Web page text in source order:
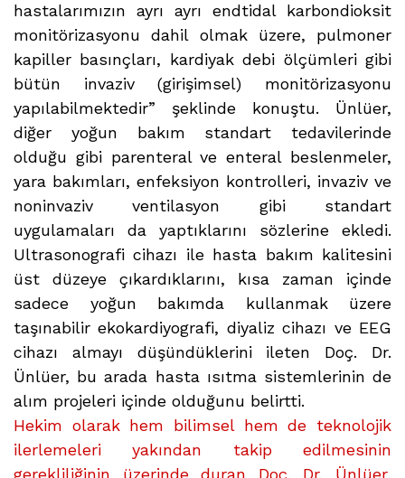
hastalarımızın ayrı ayrı endtidal karbondioksit
monitörizasyonu dahil olmak üzere, pulmoner
kapiller basınçları, kardiyak debi ölçümleri gibi
bütün invaziv (girişimsel) monitörizasyonu
yapılabilmektedir” şeklinde konuştu. Ünlüer,
diğer yoğun bakım standart tedavilerinde
olduğu gibi parenteral ve enteral beslenmeler,
yara bakımları, enfeksiyon kontrolleri, invaziv ve
noninvaziv ventilasyon gibi standart
uygulamaları da yaptıklarını sözlerine ekledi.
Ultrasonografi cihazı ile hasta bakım kalitesini
üst düzeye çıkardıklarını, kısa zaman içinde
sadece yoğun bakımda kullanmak üzere
taşınabilir ekokardiyografi, diyaliz cihazı ve EEG
cihazı almayı düşündüklerini ileten Doç. Dr.
Ünlüer, bu arada hasta ısıtma sistemlerinin de
alım projeleri içinde olduğunu belirtti.
Hekim olarak hem bilimsel hem de teknolojik
ilerlemeleri yakından takip edilmesinin
gerekliliğinin üzerinde duran Doç. Dr. Ünlüer,